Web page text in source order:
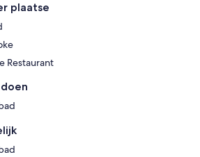
plaatse
Restaurant